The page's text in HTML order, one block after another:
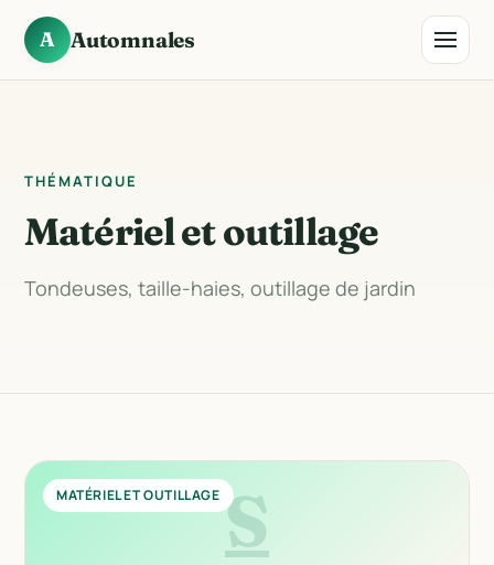
A Automnales
THÉMATIQUE
Matériel et outillage
Tondeuses, taille-haies, outillage de jardin
S
MATÉRIEL ET OUTILLAGE